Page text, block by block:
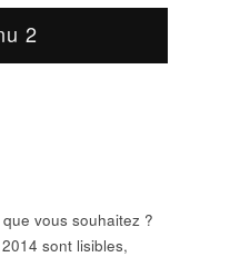
2
vous souhaitez ?
sont lisibles,